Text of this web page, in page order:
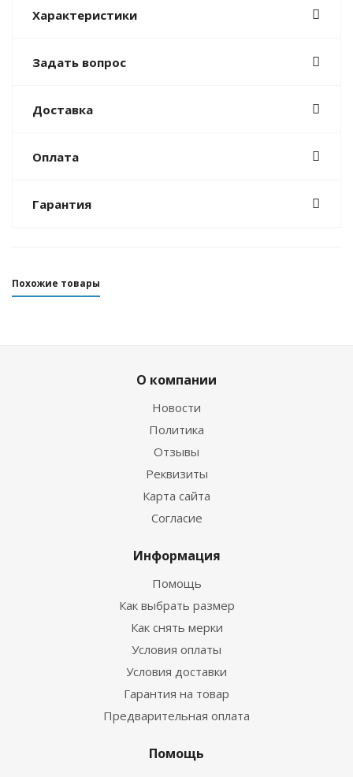
Характеристики
Задать вопрос
Доставка
Оплата
Гарантия
Похожие товары
водных видов спорта
О компании
Новости
Политика
Отзывы
Реквизиты
Карта сайта
Согласие
Информация
Помощь
Как выбрать размер
Как снять мерки
Условия оплаты
Условия доставки
Гарантия на товар
Предварительная оплата
Помощь